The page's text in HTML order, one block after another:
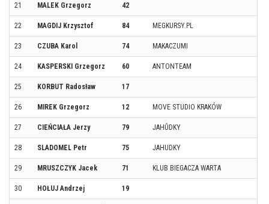
21 MALEK Grzegorz 42
22 MAGDIJ Krzysztof 84 MEGKURSY.PL
23 CZUBA Karol 74 MAKACZUMI
24 KASPERSKI Grzegorz 60 ANTONTEAM
25 KORBUT Radosław 17
26 MIREK Grzegorz 12 MOVE STUDIO KRAKÓW
27 CIEŃCIAŁA Jerzy 79 JAHŮDKY
28 SLADOMEL Petr 75 JAHUDKY
29 MRUSZCZYK Jacek 71 KLUB BIEGACZA WARTA
30 HOŁUJ Andrzej 19